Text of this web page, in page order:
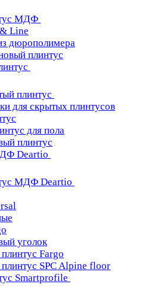
МДФ
Line
дюрополимера
плинтус
плинтус
для скрытых плинтусов
для пола
плинтус
Deartio
МДФ Deartio
уголок
Fargo
SPC Alpine floor
Smartprofile